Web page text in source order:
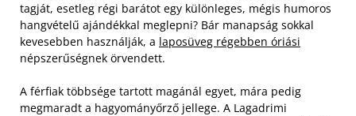
tagját, esetleg régi barátot egy különleges, mégis humoros
hangvételű ajándékkal meglepni? Bár manapság sokkal
kevesebben használják, a laposüveg régebben óriási
népszerűségnek örvendett.
A férfiak többsége tartott magánál egyet, mára pedig
megmaradt a hagyományőrző jellege. A Lagadrimi